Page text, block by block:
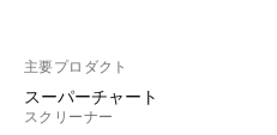
主要プロダクト
スーパーチャート
スクリーナー